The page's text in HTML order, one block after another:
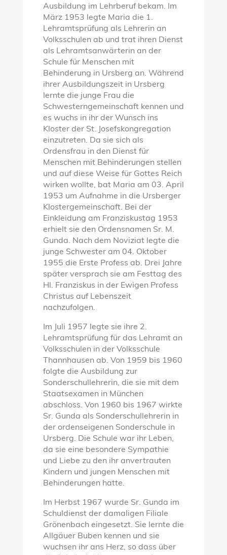
Ausbildung im Lehrberuf bekam. Im
März 1953 legte Maria die 1.
Lehramtsprüfung als Lehrerin an
Volksschulen ab und trat ihren Dienst
als Lehramtsanwärterin an der
Schule für Menschen mit
Behinderung in Ursberg an. Während
ihrer Ausbildungszeit in Ursberg
lernte die junge Frau die
Schwesterngemeinschaft kennen und
es wuchs in ihr der Wunsch ins
Kloster der St. Josefskongregation
einzutreten. Da sie sich als
Ordensfrau in den Dienst für
Menschen mit Behinderungen stellen
und auf diese Weise für Gottes Reich
wirken wollte, bat Maria am 03. April
1953 um Aufnahme in die Ursberger
Klostergemeinschaft. Bei der
Einkleidung am Franziskustag 1953
erhielt sie den Ordensnamen Sr. M.
Gunda. Nach dem Noviziat legte die
junge Schwester am 04. Oktober
1955 die Erste Profess ab. Drei Jahre
später versprach sie am Festtag des
Hl. Franziskus in der Ewigen Profess
Christus auf Lebenszeit
nachzufolgen.
Im Juli 1957 legte sie ihre 2.
Lehramtsprüfung für das Lehramt an
Volksschulen in der Volksschule
Thannhausen ab. Von 1959 bis 1960
folgte die Ausbildung zur
Sonderschullehrerin, die sie mit dem
Staatsexamen in München
abschloss. Von 1960 bis 1967 wirkte
Sr. Gunda als Sonderschullehrerin in
der ordenseigenen Sonderschule in
Ursberg. Die Schule war ihr Leben,
da sie eine besondere Sympathie
und Liebe zu den ihr anvertrauten
Kindern und jungen Menschen mit
Behinderungen hatte.
Im Herbst 1967 wurde Sr. Gunda im
Schuldienst der damaligen Filiale
Grönenbach eingesetzt. Sie lernte die
Allgäuer Buben kennen und sie
wuchsen ihr ans Herz, so dass über